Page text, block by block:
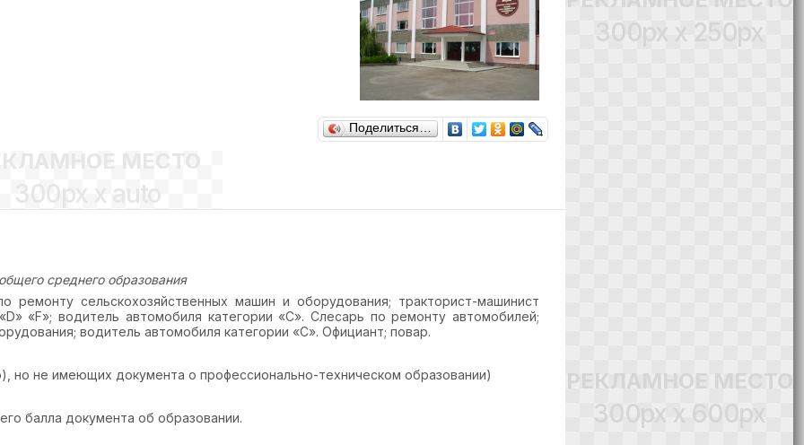
Поделиться…
МЕСТО
300px x auto
среднего образования
ремонту сельскохозяйственных машин и оборудования; тракторист-машинист
«F»; водитель автомобиля категории «С». Слесарь по ремонту автомобилей;
водитель автомобиля категории «С». Официант; повар.
не имеющих документа о профессионально-техническом образовании)
балла документа об образовании.
300px x 250px
РЕКЛАМНОЕ МЕСТО
300px x 600px